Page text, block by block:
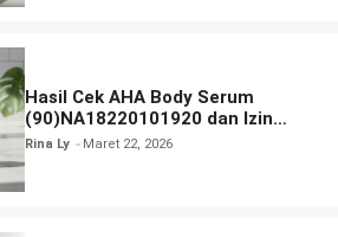
Hasil Cek AHA Body Serum
(90)NA18220101920 dan Izin
BPOM
Rina Ly Maret 22, 2026